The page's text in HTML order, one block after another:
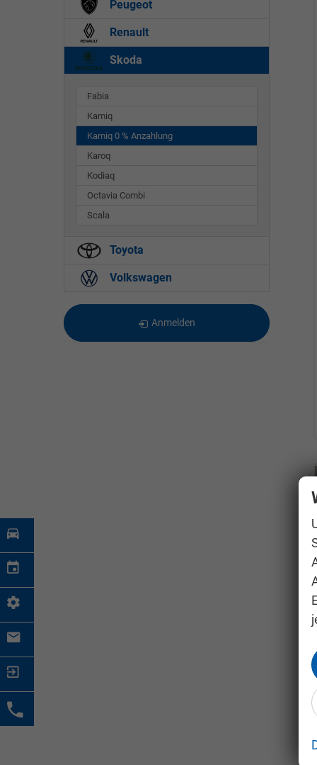
Peugeot
Renault
Skoda
Fabia
Kamiq
Kamiq 0 % Anzahlung
Karoq
Kodiaq
Octavia Combi
Scala
Toyota
Volkswagen
Anmelden